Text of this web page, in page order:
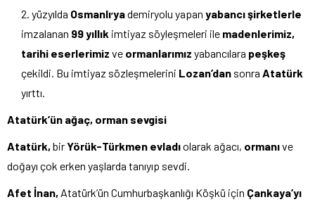
yüzyılda Osmanlı’yademiryolu yapan yabancı şirketlerle
imzalanan 99 yıllık imtiyaz söyleşmeleri ile madenlerimiz,
tarihi eserlerimiz ve ormanlarımız yabancılara peşkeş
çekildi. Bu imtiyaz sözleşmelerini Lozan’dan sonra Atatürk
yırttı.
Atatürk’ün ağaç, orman sevgisi
Atatürk, birYörük-Türkmen evladıolarak ağacı, ormanıve
doğayı çok erken yaşlarda tanıyıp sevdi.
Afet İnan, Atatürk’ün Cumhurbaşkanlığı Köşkü için Çankaya’yı